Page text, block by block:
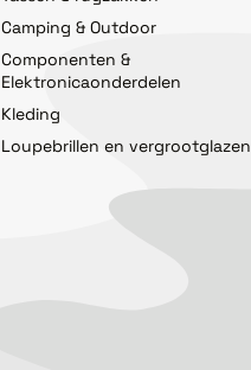
Camping & Outdoor
Componenten &
Elektronicaonderdelen
Kleding
Loupebrillen en vergrootglazen